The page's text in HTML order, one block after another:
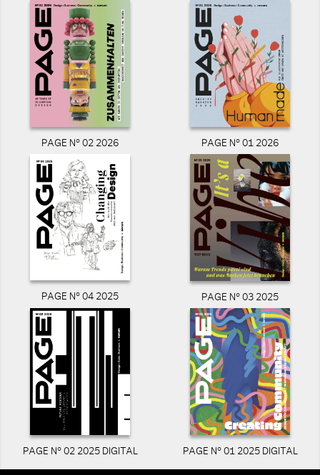
PAGE N° 02 2026 PAGE N° 01 2026
PAGE N° 04 2025 PAGE N° 03 2025
PAGE N° 02 2025 DIGITAL PAGE N° 01 2025 DIGITAL